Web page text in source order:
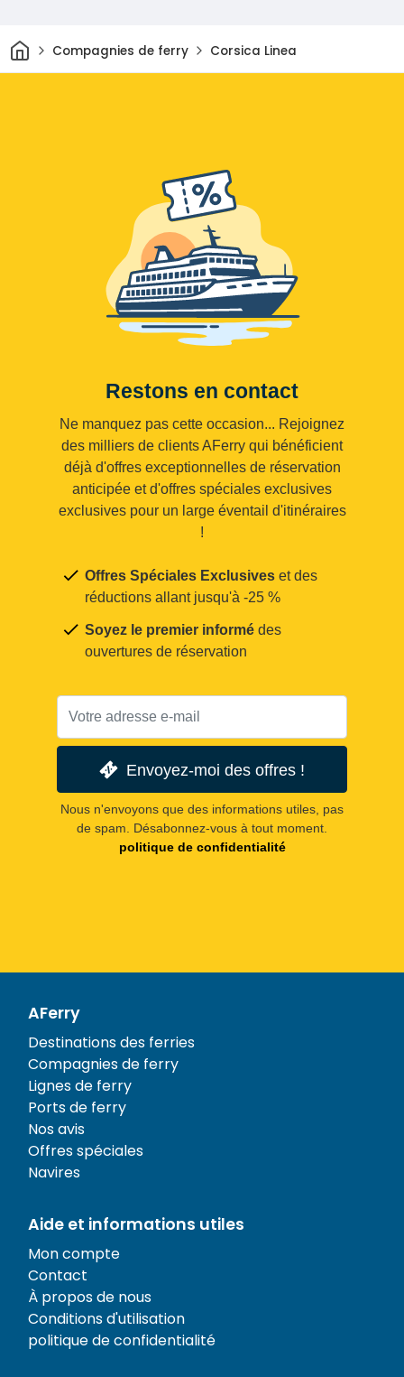
Maison
Compagnies de ferry Corsica Linea
Restons en contact
Ne manquez pas cette occasion... Rejoignez
des milliers de clients AFerry qui bénéficient
déjà d'offres exceptionnelles de réservation
anticipée et d'offres spéciales exclusives
exclusives pour un large éventail d'itinéraires
!
Offres Spéciales Exclusives et des
réductions allant jusqu'à -25 %
Soyez le premier informé des
ouvertures de réservation
Envoyez-moi des offres !
Nous n'envoyons que des informations utiles, pas
de spam. Désabonnez-vous à tout moment.
politique de confidentialité
AFerry
Destinations des ferries
Compagnies de ferry
Lignes de ferry
Ports de ferry
Nos avis
Offres spéciales
Navires
Aide et informations utiles
Mon compte
Contact
À propos de nous
Conditions d'utilisation
politique de confidentialité